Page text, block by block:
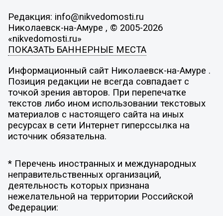
Редакция: info@nikvedomosti.ru
Николаевск-на-Амуре , © 2005-2026
«nikvedomosti.ru»
ПОКАЗАТЬ БАННЕРНЫЕ МЕСТА
Информационный сайт Николаевск-на-Амуре .
Позиция редакции не всегда совпадает с
точкой зрения авторов. При перепечатке
текстов либо ином использовании текстовых
материалов с настоящего сайта на иных
ресурсах в сети Интернет гиперссылка на
источник обязательна.
* Перечень иностранных и международных
неправительственных организаций,
деятельность которых признана
нежелательной на территории Российской
Федерации: